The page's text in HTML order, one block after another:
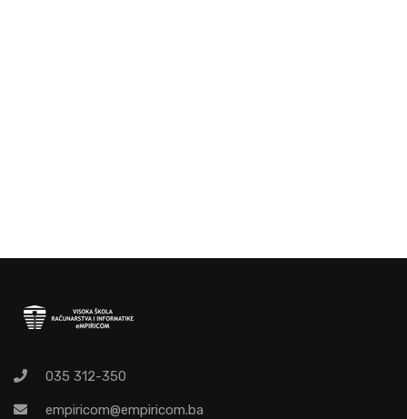
035 312-350
empiricom@empiricom.ba